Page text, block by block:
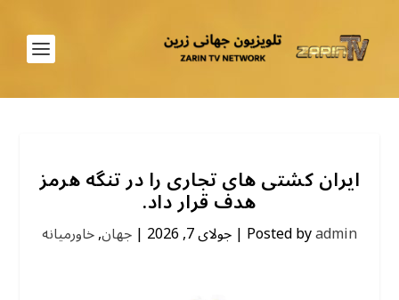
ایران کشتی های تجاری را در تنگه هرمز
هدف قرار داد.
Posted byadmin
| جولای 7, 2026 | جهان,خاورمیانه